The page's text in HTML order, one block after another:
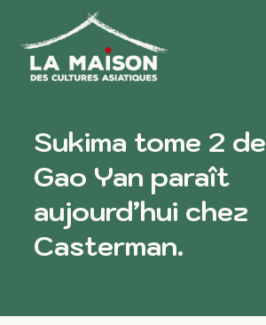
Sukima tome 2 de
Gao Yan paraît
aujourd’hui chez
Casterman.